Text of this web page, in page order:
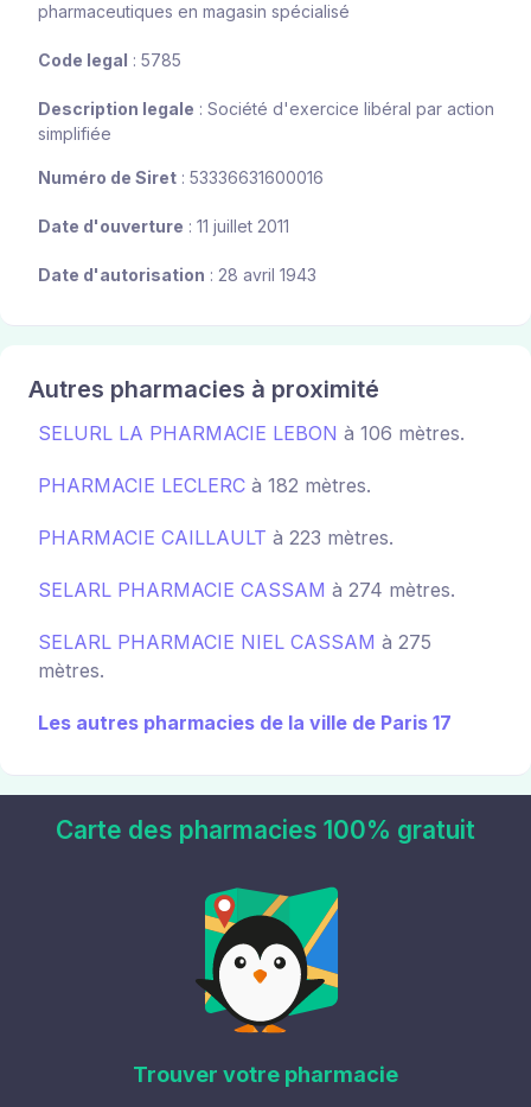
pharmaceutiques en magasin spécialisé
Code legal : 5785
Description legale : Société d'exercice libéral par action
simplifiée
Numéro de Siret : 53336631600016
Date d'ouverture : 11 juillet 2011
Date d'autorisation : 28 avril 1943
Autres pharmacies à proximité
SELURL LA PHARMACIE LEBON à 106 mètres.
PHARMACIE LECLERC à 182 mètres.
PHARMACIE CAILLAULT à 223 mètres.
SELARL PHARMACIE CASSAM à 274 mètres.
SELARL PHARMACIE NIEL CASSAM à 275
mètres.
Les autres pharmacies de la ville de Paris 17
Carte des pharmacies 100% gratuit
Trouver votre pharmacie